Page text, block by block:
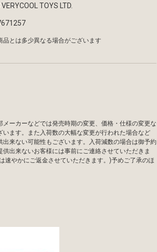
TOYS LTD.
とは多少異なる場合がございます
ーカーなどでは発売時期の変更、価格・仕様の変更な
います。また入荷数の大幅な変更が行われた場合など
来ない可能性もございます。入荷減数の場合は御予約
出来ないお客様には事前にご連絡させていただきま
速やかにご返金させていただきます。)予めご了承のほ